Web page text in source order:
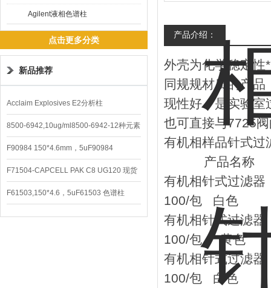
Agilent液相色谱柱
点击更多分类
新品推荐
Acclaim Explosives E2分析柱
8500-6942,10ug/ml8500-6942-12种元素
混合校准液
F90984 150*4.6mm，5uF90984
CAPCELL PAK C8 DD （S-5）
F71504-CAPCELL PAK C8 UG120 现货
3600/支
F61503,150*4.6，5uF61503 色谱柱
CAPCELL PAK C18 UG120
产品介绍：
外壳为化学稳定性
同规规材质的产
现性好，是实验室
也可直接与7725
有机相样品针式
产品名
有机相针式过滤
100/包 白色
有机相针式过滤
100/包 黄色
有机相针式过滤
100/包 白色